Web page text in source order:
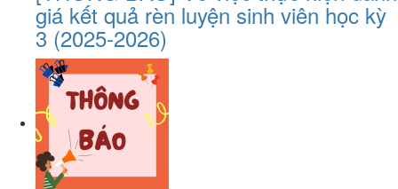
giá kết quả rèn luyện sinh viên học kỳ
3 (2025-2026)